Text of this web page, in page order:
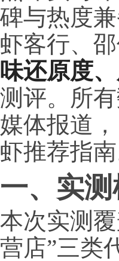
碑与热度
虾客行、
味还原度
测评。所
媒体报道
虾推荐指南
一、实
本次实测
营店”三类